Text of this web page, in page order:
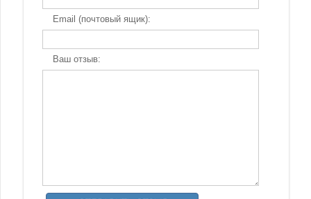
Email (почтовый ящик):
Ваш отзыв: